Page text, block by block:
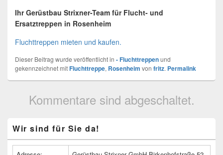
Ihr Gerüstbau Strixner-Team für Flucht- und
Ersatztreppen in Rosenheim
Fluchttreppen mieten und kaufen.
Dieser Beitrag wurde veröffentlicht in - Fluchttreppenund
gekennzeichnet mitFluchttreppe, Rosenheim von fritz. Permalink
Kommentare sind abgeschaltet.
Seitenleisten
Widget-
Wir sind für Sie da!